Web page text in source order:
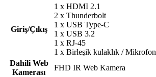
Giriş/Çıkış
1 x HDMI 2.1
2 x Thunderbolt
1 x USB Type-C
1 x USB 3.2
1 x RJ-45
1 x Birleşik kulaklık / Mikrofon
Dahili Web
Kamerası
FHD IR Web Kamera